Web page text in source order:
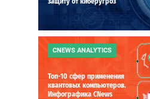
CNEWS ANALYTICS
Топ-10 сфер применения
квантовых компьютеров.
Инфографика CNews